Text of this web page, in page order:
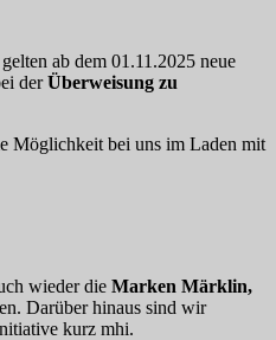
gelten ab dem 01.11.2025 neue
derÜberweisung zu
Möglichkeit bei uns im Laden mit
wieder die Marken Märklin,
Darüber hinaus sind wir
kurz mhi.